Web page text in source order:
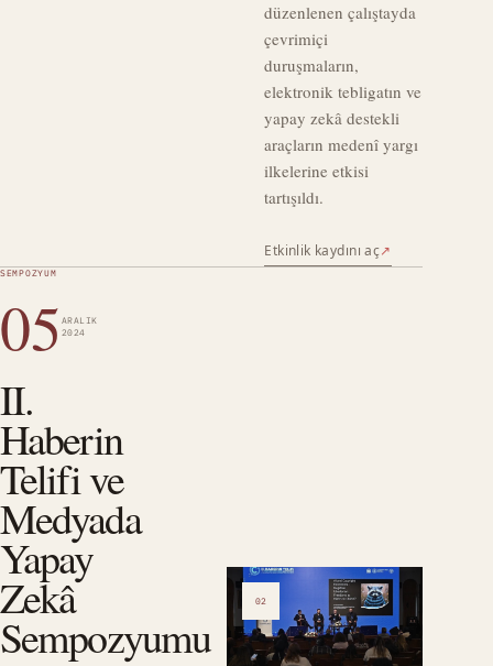
düzenlenen çalıştayda
çevrimiçi
duruşmaların,
elektronik tebligatın ve
yapay zekâ destekli
araçların medenî yargı
ilkelerine etkisi
tartışıldı.
Etkinlik kaydını aç↗
02
SEMPOZYUM
05 ARALIK
2024
II.
Haberin
Telifi ve
Medyada
Yapay
Zekâ
Sempozyumu